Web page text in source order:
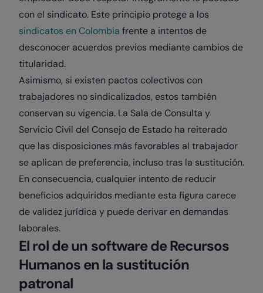
con el sindicato. Este principio protege a los
sindicatos en Colombia frente a intentos de
desconocer acuerdos previos mediante cambios de
titularidad.
Asimismo, si existen pactos colectivos con
trabajadores no sindicalizados, estos también
conservan su vigencia. La Sala de Consulta y
Servicio Civil del Consejo de Estado ha reiterado
que las disposiciones más favorables al trabajador
se aplican de preferencia, incluso tras la sustitución.
En consecuencia, cualquier intento de reducir
beneficios adquiridos mediante esta figura carece
de validez jurídica y puede derivar en demandas
laborales.
El rol de un software de Recursos
Humanos en la sustitución
patronal